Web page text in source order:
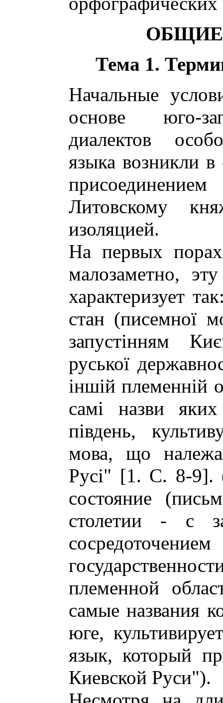
Тема 1.
Начальные
основе юго-
диалектов
языка возникли
Литовскому
изоляцией.
На первых
малозаметно,
характеризует
стан (писемної
запустiнням
руської
iншiй племеннiй
самi назви
пiвдень,
мова, що
Русi" [1. C. 8-9].
состояние
столетии - с
племенной
самые названия
юге,
язык, который
Киевской Руси").